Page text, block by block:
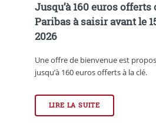
Jusqu’à 160 euros offerts
Paribas à saisir avant le
2026
Une offre de bienvenue est
jusqu’à 160 euros offerts à la clé.
LIRE LA SUITE